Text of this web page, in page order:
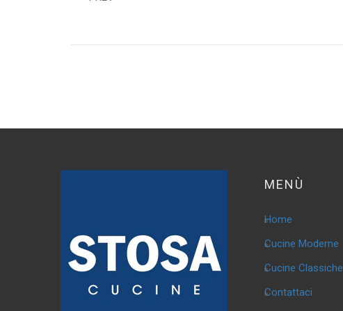
MENÙ
Home
Cucine Moderne
Cucine Classiche
Contattaci